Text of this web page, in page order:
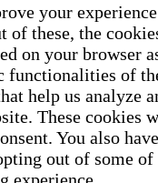
your
of these, the
on your browser
functionalities of
help us analyze
These cookies
You also
out of some of